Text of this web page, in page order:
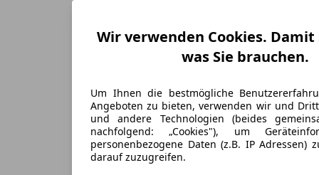
Wir verwenden Cookies.
was Sie brauchen.
Um Ihnen die bestmögliche
Angeboten zu bieten, verwenden wir und
und andere Technologien (beides
nachfolgend: „Cookies"), um
personenbezogene Daten (z.B. IP Adressen)
darauf zuzugreifen.